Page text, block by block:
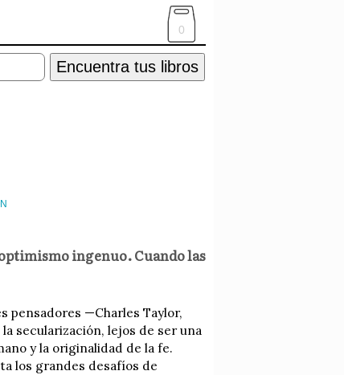
0
Encuentra tus libros
ingenuo. Cuando las
pensadores —Charles Taylor,
secularización, lejos de ser una
y la originalidad de la fe.
los grandes desafíos de